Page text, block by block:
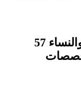
وظائف جامعة تبوك للرجال والنساء 57